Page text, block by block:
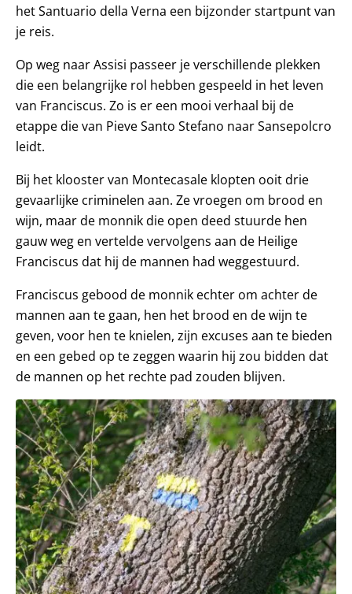
het Santuario della Verna een bijzonder startpunt van
je reis.
Op weg naar Assisi passeer je verschillende plekken
die een belangrijke rol hebben gespeeld in het leven
van Franciscus. Zo is er een mooi verhaal bij de
etappe die van Pieve Santo Stefano naar Sansepolcro
leidt.
Bij het klooster van Montecasale klopten ooit drie
gevaarlijke criminelen aan. Ze vroegen om brood en
wijn, maar de monnik die open deed stuurde hen
gauw weg en vertelde vervolgens aan de Heilige
Franciscus dat hij de mannen had weggestuurd.
Franciscus gebood de monnik echter om achter de
mannen aan te gaan, hen het brood en de wijn te
geven, voor hen te knielen, zijn excuses aan te bieden
en een gebed op te zeggen waarin hij zou bidden dat
de mannen op het rechte pad zouden blijven.